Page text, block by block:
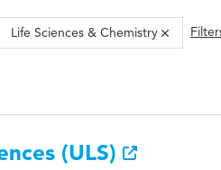
Life Sciences & Chemistry
(ULS)